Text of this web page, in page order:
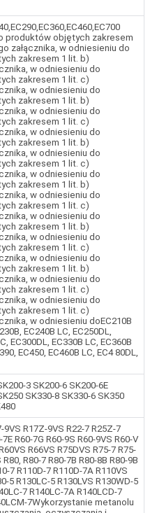
produktów objętych zakresem
załącznika, w odniesieniu do
zakresem 1 lit. b)
w odniesieniu do
zakresem 1 lit. c)
w odniesieniu do
zakresem 1 lit. b)
w odniesieniu do
zakresem 1 lit. c)
w odniesieniu do
zakresem 1 lit. b)
w odniesieniu do
zakresem 1 lit. c)
w odniesieniu do
zakresem 1 lit. b)
w odniesieniu do
zakresem 1 lit. c)
w odniesieniu do
zakresem 1 lit. b)
w odniesieniu do
zakresem 1 lit. c)
w odniesieniu do
zakresem 1 lit. b)
w odniesieniu do
zakresem 1 lit. c)
w odniesieniu do
zakresem 1 lit. c)
w odniesieniu doEC210B
EC240B LC, EC250DL,
EC300DL, EC330B LC, EC360B
EC450, EC460B LC, EC4 80DL,
3 SK200-6 SK200-6E
SK330-8 SK330-6 SK350
9VS R17Z-9VS R22-7 R25Z-7
R60-7G R60-9S R60-9VS R60-V
R66VS R75DVS R75-7 R75-
R80-7 R80-7B R80-8B R80-9B
7 R110D-7 R110D-7A R110VS
5 R130LC-5 R130LVS R130WD-5
7 R140LC-7A R140LCD-7
7Wykorzystanie metanolu